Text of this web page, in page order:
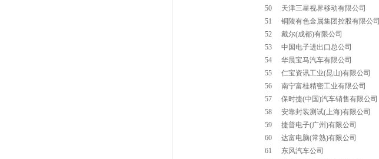
50
天津三星视界移动有限公司
51
铜陵有色金属集团控股有限公司
52
戴尔(成都)有限公司
53
中国电子进出口总公司
54
华晨宝马汽车有限公司
55
仁宝资讯工业(昆山)有限公司
56
南宁富桂精密工业有限公司
57
保时捷(中国)汽车销售有限公司
58
安靠封装测试(上海)有限公司
59
捷普电子(广州)有限公司
60
达富电脑(常熟)有限公司
61
东风汽车公司